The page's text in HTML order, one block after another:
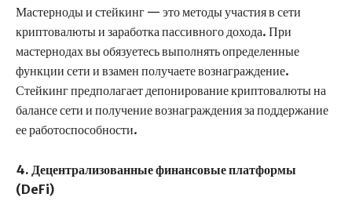
Мастерноды и стейкинг — это методы участия в сети
криптовалюты и заработка пассивного дохода. При
мастернодах вы обязуетесь выполнять определенные
функции сети и взамен получаете вознаграждение.
Стейкинг предполагает депонирование криптовалюты на
балансе сети и получение вознаграждения за поддержание
ее работоспособности.
4. Децентрализованные финансовые платформы
(DeFi)